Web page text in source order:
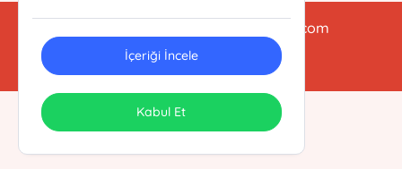
babialikulturyayinlari@gmail.com
0212 438 47 78
Tasarım & Uygulama
İçeriği İncele
Kabul Et